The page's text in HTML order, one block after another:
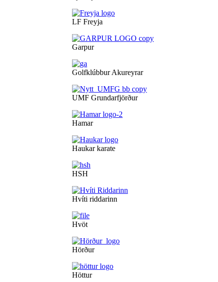
LF Freyja
Garpur
Golfklúbbur Akureyrar
UMF Grundarfjörður
Hamar
Haukar karate
HSH
Hvíti riddarinn
Hvöt
Hörður
Höttur